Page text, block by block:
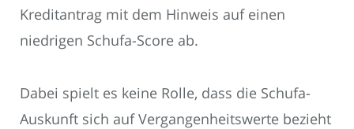
Kreditantrag mit dem Hinweis auf einen
niedrigen Schufa-Score ab.
Dabei spielt es keine Rolle, dass die Schufa-
Auskunft sich auf Vergangenheitswerte bezieht